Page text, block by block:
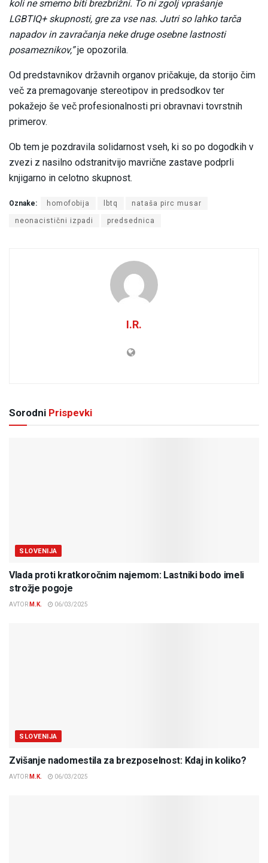
koli ne smemo biti brezbrižni. To ni zgolj vprašanje
LGBTIQ+ skupnosti, gre za vse nas. Jutri so lahko tarča
napadov in zavračanja neke druge osebne lastnosti
posameznikov,”je opozorila.
Od predstavnikov državnih organov pričakuje, da storijo čim
več za premagovanje stereotipov in predsodkov ter
pokažejo še več profesionalnosti pri obravnavi tovrstnih
primerov.
Ob tem je pozdravila solidarnost vseh, ki so po dogodkih v
zvezi z nasilno odstranitvijo mavrične zastave podprli
knjigarno in celotno skupnost.
Oznake: homofobija lbtq nataša pirc musar
neonacistični izpadi predsednica
I.R.
Sorodni Prispevki
SLOVENIJA
Vlada proti kratkoročnim najemom: Lastniki bodo imeli
strožje pogoje
AVTOR M.K. 06/03/2025
SLOVENIJA
Zvišanje nadomestila za brezposelnost: Kdaj in koliko?
AVTOR M.K. 06/03/2025